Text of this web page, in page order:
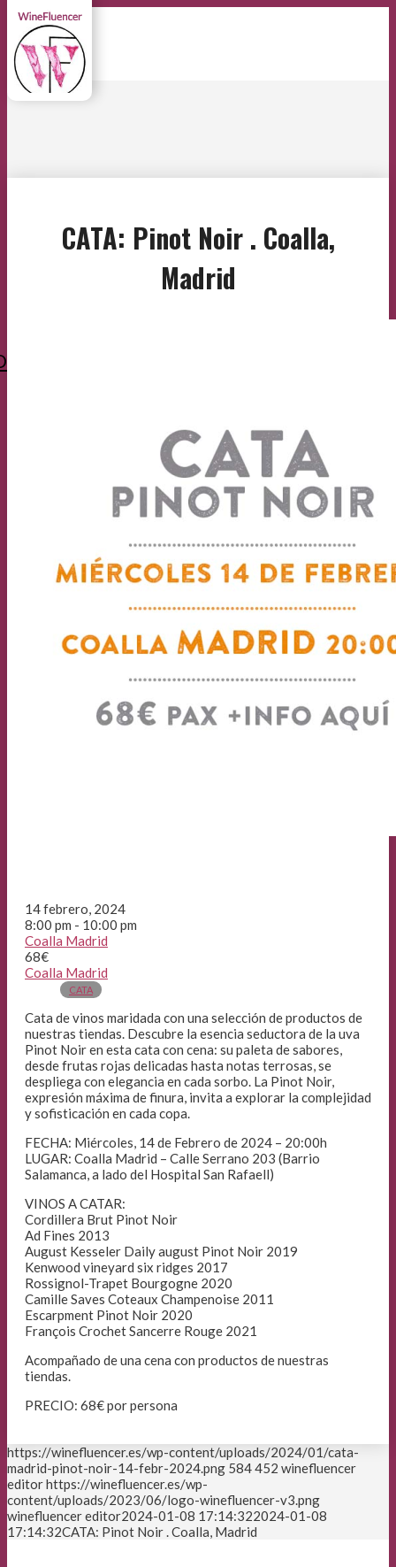
CATA: Pinot Noir . Coalla,
Madrid
14 febrero, 2024
8:00 pm - 10:00 pm
Coalla Madrid
68€
Coalla Madrid
CATA
Cata de vinos maridada con una selección de productos de
nuestras tiendas. Descubre la esencia seductora de la uva
Pinot Noir en esta cata con cena: su paleta de sabores,
desde frutas rojas delicadas hasta notas terrosas, se
despliega con elegancia en cada sorbo. La Pinot Noir,
expresión máxima de finura, invita a explorar la complejidad
y sofisticación en cada copa.
FECHA: Miércoles, 14 de Febrero de 2024 – 20:00h
LUGAR: Coalla Madrid – Calle Serrano 203 (Barrio
Salamanca, a lado del Hospital San Rafaell)
VINOS A CATAR:
Cordillera Brut Pinot Noir
Ad Fines 2013
August Kesseler Daily august Pinot Noir 2019
Kenwood vineyard six ridges 2017
Rossignol-Trapet Bourgogne 2020
Camille Saves Coteaux Champenoise 2011
Escarpment Pinot Noir 2020
François Crochet Sancerre Rouge 2021
Acompañado de una cena con productos de nuestras
tiendas.
PRECIO: 68€ por persona
https://winefluencer.es/wp-content/uploads/2024/01/cata-
madrid-pinot-noir-14-febr-2024.png 584452 winefluencer
editorhttps://winefluencer.es/wp-
content/uploads/2023/06/logo-winefluencer-v3.png
winefluencer editor2024-01-08 17:14:322024-01-08
17:14:32CATA: Pinot Noir . Coalla, Madrid